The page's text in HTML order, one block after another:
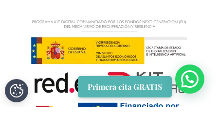
Primera cita GRATIS